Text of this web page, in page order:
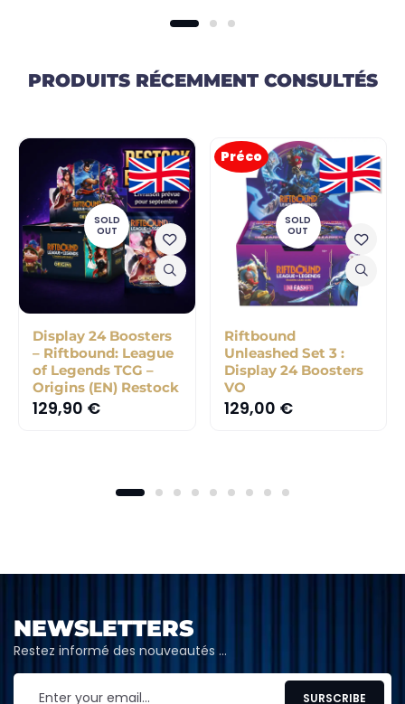
PRODUITS RÉCEMMENT CONSULTÉS
SOLD
OUT
Display 24 Boosters
– Riftbound: League
of Legends TCG –
Origins (EN) Restock
129,90 €
Préco
SOLD
OUT
Riftbound
Unleashed Set 3 :
Display 24 Boosters
VO
129,00 €
NEWSLETTERS
Restez informé des nouveautés …